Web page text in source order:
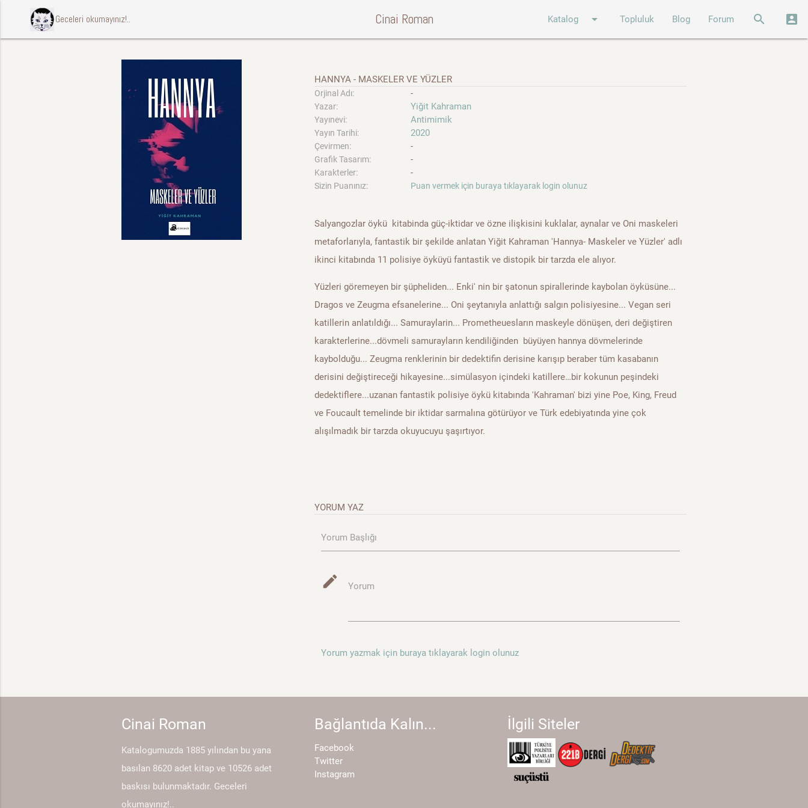
ccccci Geceleri okumayınız!.. Cinai Roman Katalog arrow_drop_down Topluluk Blog Forum search account_box
HANNYA - MASKELER VE YÜZLER
Orjinal Adı: -
Yazar: Yiğit Kahraman
Yayınevi: Antimimik
Yayın Tarihi: 2020
Çevirmen: -
Grafik Tasarım: -
Karakterler: -
Sizin Puanınız: Puan vermek için buraya tıklayarak login olunuz
Salyangozlar öykü kitabinda güç-iktidar ve özne ilişkisini kuklalar, aynalar ve Oni maskeleri
metaforlarıyla, fantastik bir şekilde anlatan Yiğit Kahraman 'Hannya- Maskeler ve Yüzler' adlı
ikinci kitabında 11 polisiye öyküyü fantastik ve distopik bir tarzda ele alıyor.
Yüzleri göremeyen bir şüpheliden... Enki' nin bir şatonun spirallerinde kaybolan öyküsüne...
Dragos ve Zeugma efsanelerine... Oni şeytanıyla anlattığı salgın polisiyesine... Vegan seri
katillerin anlatıldığı... Samuraylarin... Prometheuesların maskeyle dönüşen, deri değiştiren
karakterlerine...dövmeli samurayların kendiliğinden büyüyen hannya dövmelerinde
kaybolduğu... Zeugma renklerinin bir dedektifin derisine karışıp beraber tüm kasabanın
derisini değiştireceği hikayesine...simülasyon içindeki katillere…bir kokunun peşindeki
dedektiflere...uzanan fantastik polisiye öykü kitabında 'Kahraman' bizi yine Poe, King, Freud
ve Foucault temelinde bir iktidar sarmalına götürüyor ve Türk edebiyatında yine çok
alışılmadık bir tarzda okuyucuyu şaşırtıyor.
YORUM YAZ
Yorum Başlığı
mode_edit Yorum
Yorum yazmak için buraya tıklayarak login olunuz
Cinai Roman
Katalogumuzda 1885 yılından bu yana
basılan 8620 adet kitap ve 10526 adet
baskısı bulunmaktadır. Geceleri
okumayınız!..
Bağlantıda Kalın...
Facebook
Twitter
Instagram
İlgili Siteler